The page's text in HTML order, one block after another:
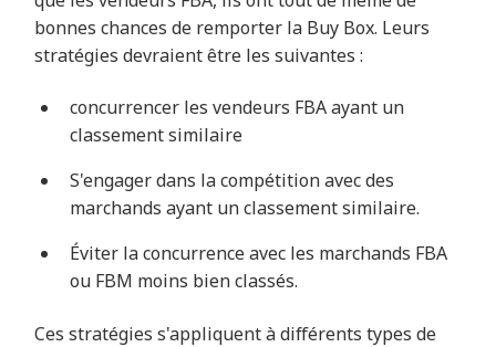
bonnes chances de remporter la Buy Box. Leurs
stratégies devraient être les suivantes :
concurrencer les vendeurs FBA ayant un
classement similaire
S'engager dans la compétition avec des
marchands ayant un classement similaire.
Éviter la concurrence avec les marchands FBA
ou FBM moins bien classés.
Ces stratégies s'appliquent à différents types de